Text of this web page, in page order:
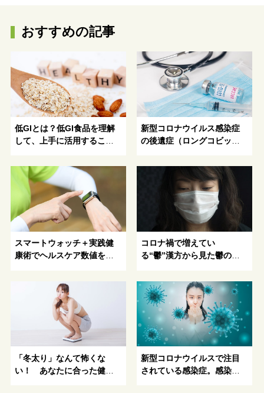
おすすめの記事
低GIとは？低GI食品を理解
して、上手に活用すること
新型コロナウイルス感染症
の後遺症（ロングコビッ
スマートウォッチ＋実践健
康術でヘルスケア数値を改
コロナ禍で増えてい
る“鬱”漢方から見た鬱の予
「冬太り」なんて怖くな
い！ あなたに合った健康
新型コロナウイルスで注目
されている感染症。感染症